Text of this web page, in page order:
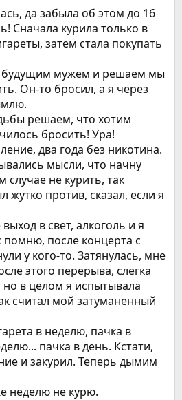
да забыла об этом до 16
Сначала курила только в
затем стала покупать
будущим мужем и решаем мы
Он-то бросил, а я через
решаем, что хотим
бросить! Ура!
два года без никотина.
мысли, что начну
случае не курить, так
жутко против, сказал, если я
в свет, алкоголь и я
помню, после концерта с
у кого-то. Затянулась, мне
этого перерыва, слегка
но в целом я испытывала
считал мой затуманенный
в неделю, пачка в
пачка в день. Кстати,
и закурил. Теперь дымим
неделю не курю.